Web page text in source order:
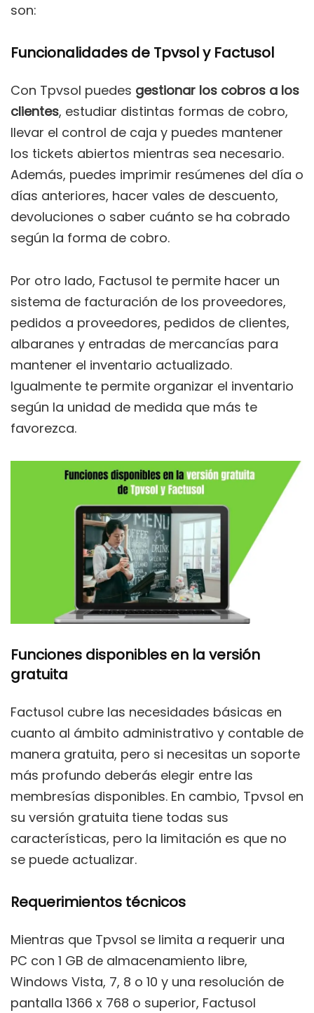
son:
Funcionalidades de Tpvsol y Factusol
Con Tpvsol puedes gestionar los cobros a los
clientes, estudiar distintas formas de cobro,
llevar el control de caja y puedes mantener
los tickets abiertos mientras sea necesario.
Además, puedes imprimir resúmenes del día o
días anteriores, hacer vales de descuento,
devoluciones o saber cuánto se ha cobrado
según la forma de cobro.
Por otro lado, Factusol te permite hacer un
sistema de facturación de los proveedores,
pedidos a proveedores, pedidos de clientes,
albaranes y entradas de mercancías para
mantener el inventario actualizado.
Igualmente te permite organizar el inventario
según la unidad de medida que más te
favorezca.
Funciones disponibles en la versión
gratuita
Factusol cubre las necesidades básicas en
cuanto al ámbito administrativo y contable de
manera gratuita, pero si necesitas un soporte
más profundo deberás elegir entre las
membresías disponibles. En cambio, Tpvsol en
su versión gratuita tiene todas sus
características, pero la limitación es que no
se puede actualizar.
Requerimientos técnicos
Mientras que Tpvsol se limita a requerir una
PC con 1 GB de almacenamiento libre,
Windows Vista, 7, 8 o 10 y una resolución de
pantalla 1366 x 768 o superior, Factusol